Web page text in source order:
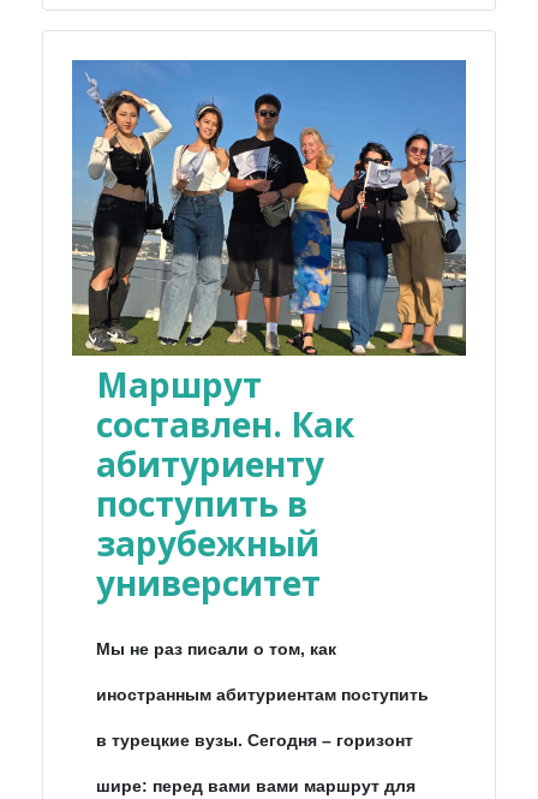
Маршрут
составлен. Как
абитуриенту
поступить в
зарубежный
университет
Мы не раз писали о том, как
иностранным абитуриентам поступить
в турецкие вузы. Сегодня – горизонт
шире: перед вами вами маршрут для